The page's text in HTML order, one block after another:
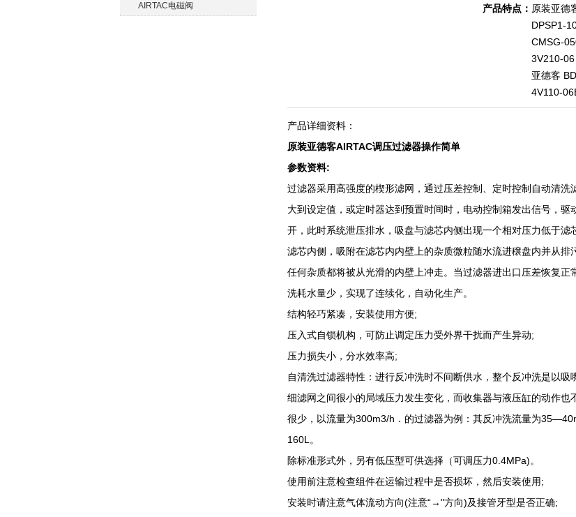
AIRTAC电磁阀
产品特点： 原装亚德
DPSP1-
CMSG-
3V210-06
亚德客
4V110-
产品详细资料：
原装亚德客AIRTAC调压过滤器操作简单
参数资料:
过滤器采用高强度的楔形滤网，通过压差控制、定时控制自动清
大到设定值，或定时器达到预置时间时，电动控制箱发出信号，
开，此时系统泄压排水，吸盘与滤芯内侧出现一个相对压力低于
滤芯内侧，吸附在滤芯内内壁上的杂质微粒随水流进穣盘内并从排
任何杂质都将被从光滑的内壁上冲走。当过滤器进出口压差恢复
洗耗水量少，实现了连续化，自动化生产。
结构轻巧紧凑，安装使用方便;
压入式自锁机构，可防止调定压力受外界干扰而产生异动;
压力损失小，分水效率高;
自清洗过滤器特性：进行反冲洗时不间断供水，整个反冲洗是以
细滤网之间很小的局域压力发生变化，而收集器与液压缸的动作
很少，以流量为300m3/h．的过滤器为例：其反冲洗流量为
160L。
除标准形式外，另有低压型可供选择（可调压力0.4MPa)。
使用前注意检查组件在运输过程中是否损坏，然后安装使用;
安装时请注意气体流动方向(注意“→"方向)及接管牙型是否正确;